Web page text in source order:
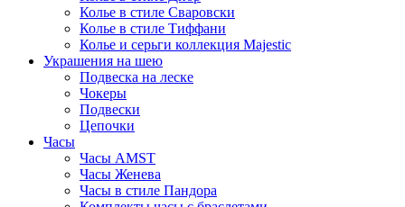
Колье в стиле Сваровски
Колье в стиле Тиффани
Колье и серьги коллекция Majestic
Украшения на шею
Подвеска на леске
Чокеры
Подвески
Цепочки
Часы
Часы AMST
Часы Женева
Часы в стиле Пандора